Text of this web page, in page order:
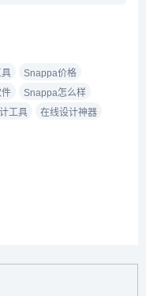
Snappa价格
Snappa怎么样
工具
在线设计神器